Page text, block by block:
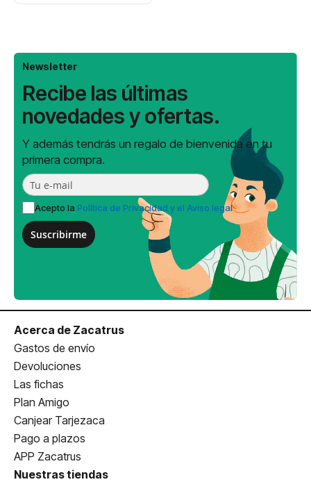
Newsletter
Recibe las últimas
novedades y ofertas.
Y además tendrás un regalo de bienvenida en tu
primera compra.
Acepto la Política de Privacidad y el Aviso legal
Suscribirme
Acerca de Zacatrus
Gastos de envío
Devoluciones
Las fichas
Plan Amigo
Canjear Tarjezaca
Pago a plazos
APP Zacatrus
Nuestras tiendas